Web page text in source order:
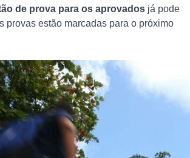
de prova para os aprovados já pode
provas estão marcadas para o próximo